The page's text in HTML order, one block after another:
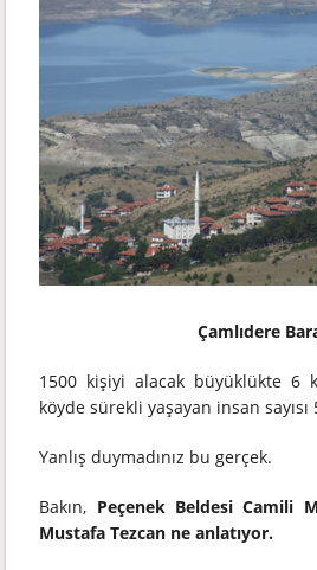
Çamlıdere
1500 kişiyi alacak büyüklükte 6
köyde sürekli yaşayan insan sayısı
Yanlış duymadınız bu gerçek.
Bakın, Peçenek Beldesi Camili
Mustafa Tezcan ne anlatıyor.